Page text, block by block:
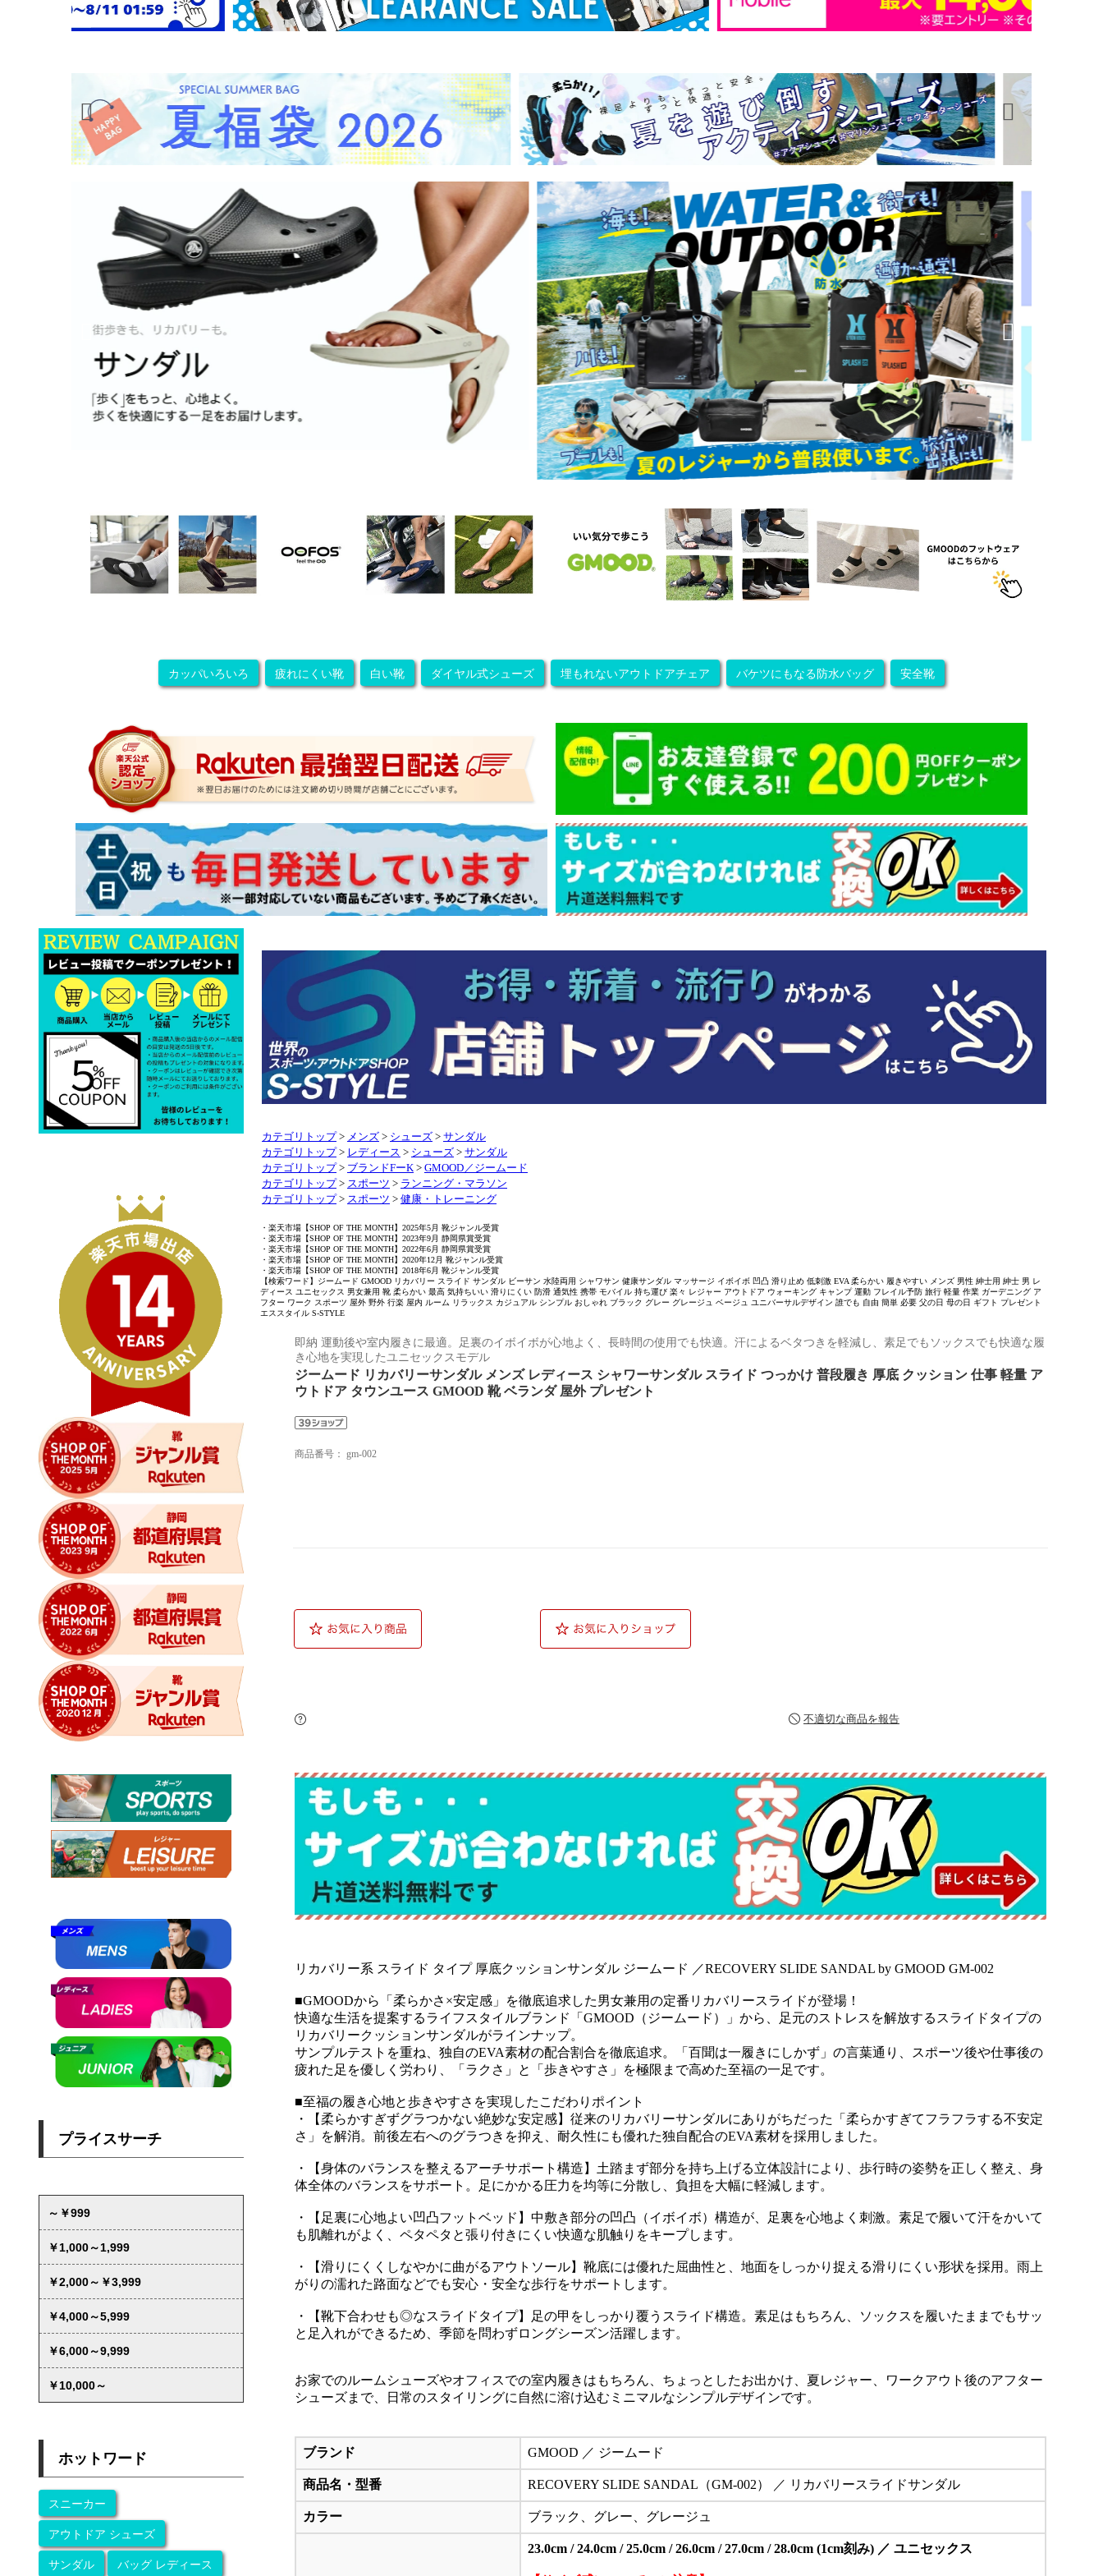
カテゴリトップ > メンズ > シューズ > サンダル
カテゴリトップ > レディース > シューズ > サンダル
カテゴリトップ > ブランドFーK > GMOOD／ジームード
カテゴリトップ > スポーツ > ランニング・マラソン
カテゴリトップ > スポーツ > 健康・トレーニング
・楽天市場【SHOP OF THE MONTH】2025年5月 靴ジャンル受賞
・楽天市場【SHOP OF THE MONTH】2023年9月 静岡県賞受賞
・楽天市場【SHOP OF THE MONTH】2022年6月 静岡県賞受賞
・楽天市場【SHOP OF THE MONTH】2020年12月 靴ジャンル受賞
・楽天市場【SHOP OF THE MONTH】2018年6月 靴ジャンル受賞
【検索ワード】ジームード GMOOD リカバリー スライド サンダル ビーサン 水陸両用 シャワサン 健康サンダル マッサージ イボイボ 凹凸 滑り止め 低刺激 EVA 柔らかい 履きやすい メンズ 男性 紳士用 紳士 男 レ
ディース ユニセックス 男女兼用 靴 柔らかい 最高 気持ちいい 滑りにくい 防滑 通気性 携帯 モバイル 持ち運び 楽々 レジャー アウトドア ウォーキング キャンプ 運動 フレイル予防 旅行 軽量 作業 ガーデニング ア
フター ワーク スポーツ 屋外 野外 行楽 屋内 ルーム リラックス カジュアル シンプル おしゃれ ブラック グレー グレージュ ベージュ ユニバーサルデザイン 誰でも 自由 簡単 必要 父の日 母の日 ギフト プレゼント
エススタイル S-STYLE
即納 運動後や室内履きに最適。足裏のイボイボが心地よく、長時間の使用でも快適。汗によるベタつきを軽減し、素足でもソックスでも快適な履
き心地を実現したユニセックスモデル
ジームード リカバリーサンダル メンズ レディース シャワーサンダル スライド つっかけ 普段履き 厚底 クッション 仕事 軽量 ア
ウトドア タウンユース GMOOD 靴 ベランダ 屋外 プレゼント
商品番号： gm-002
不適切な商品を報告
リカバリー系 スライド タイプ 厚底クッションサンダル ジームード ／RECOVERY SLIDE SANDAL by GMOOD GM-002
■GMOODから「柔らかさ×安定感」を徹底追求した男女兼用の定番リカバリースライドが登場！
快適な生活を提案するライフスタイルブランド「GMOOD（ジームード）」から、足元のストレスを解放するスライドタイプの
リカバリークッションサンダルがラインナップ。
サンプルテストを重ね、独自のEVA素材の配合割合を徹底追求。「百聞は一履きにしかず」の言葉通り、スポーツ後や仕事後の
疲れた足を優しく労わり、「ラクさ」と「歩きやすさ」を極限まで高めた至福の一足です。
■至福の履き心地と歩きやすさを実現したこだわりポイント
・【柔らかすぎずグラつかない絶妙な安定感】従来のリカバリーサンダルにありがちだった「柔らかすぎてフラフラする不安定
さ」を解消。前後左右へのグラつきを抑え、耐久性にも優れた独自配合のEVA素材を採用しました。
・【身体のバランスを整えるアーチサポート構造】土踏まず部分を持ち上げる立体設計により、歩行時の姿勢を正しく整え、身
体全体のバランスをサポート。足にかかる圧力を均等に分散し、負担を大幅に軽減します。
・【足裏に心地よい凹凸フットベッド】中敷き部分の凹凸（イボイボ）構造が、足裏を心地よく刺激。素足で履いて汗をかいて
も肌離れがよく、ペタペタと張り付きにくい快適な肌触りをキープします。
・【滑りにくくしなやかに曲がるアウトソール】靴底には優れた屈曲性と、地面をしっかり捉える滑りにくい形状を採用。雨上
がりの濡れた路面などでも安心・安全な歩行をサポートします。
・【靴下合わせも◎なスライドタイプ】足の甲をしっかり覆うスライド構造。素足はもちろん、ソックスを履いたままでもサッ
と足入れができるため、季節を問わずロングシーズン活躍します。
お家でのルームシューズやオフィスでの室内履きはもちろん、ちょっとしたお出かけ、夏レジャー、ワークアウト後のアフター
シューズまで、日常のスタイリングに自然に溶け込むミニマルなシンプルデザインです。
ブランド GMOOD ／ ジームード
商品名・型番 RECOVERY SLIDE SANDAL（GM-002） ／ リカバリースライドサンダル
カラー ブラック、グレー、グレージュ
23.0cm / 24.0cm / 25.0cm / 26.0cm / 27.0cm / 28.0cm (1cm刻み) ／ ユニセックス